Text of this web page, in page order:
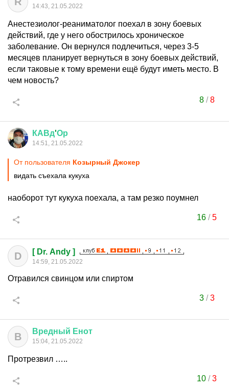
14:43, 21.05.2022
Анестезиолог-реаниматолог поехал в зону боевых
действий, где у него обострилось хроническое
заболевание. Он вернулся подлечиться, через 3-5
месяцев планирует вернуться в зону боевых действий,
если таковые к тому времени ещё будут иметь место. В
чем новость?
8/8
КАВд'Ор
14:51, 21.05.2022
От пользователя Козырный Джокер
видать съехала кукуха
наоборот тут кукуха поехала, а там резко поумнел
16 /5
D [ Dr. Andy ]
14:59, 21.05.2022
Отравился свинцом или спиртом
3/3
В Вредный Енот
15:04, 21.05.2022
Протрезвил …..
10 /3